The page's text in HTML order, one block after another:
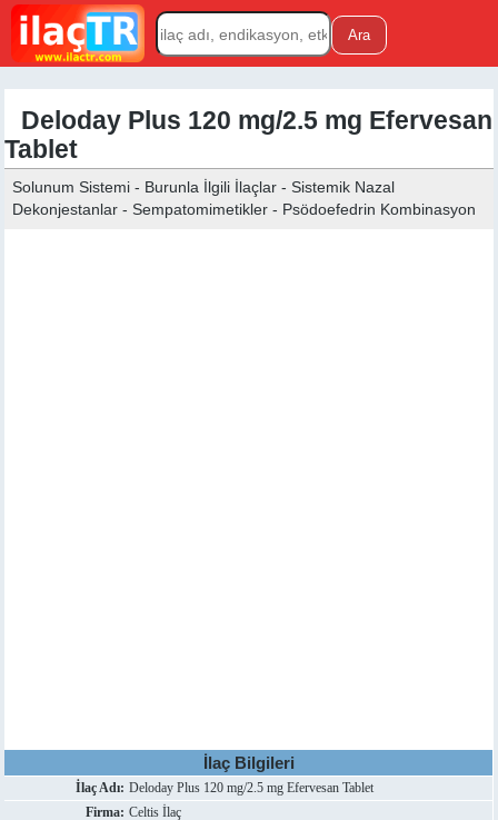
Deloday Plus 120 mg/2.5 mg Efervesan
Tablet
Solunum Sistemi - Burunla İlgili İlaçlar - Sistemik Nazal
Dekonjestanlar - Sempatomimetikler - Psödoefedrin Kombinasyon
İlaç Bilgileri
İlaç Adı: Deloday Plus 120 mg/2.5 mg Efervesan Tablet
Firma: Celtis İlaç